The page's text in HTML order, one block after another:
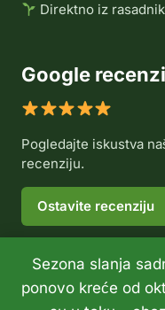
Sezona slanja
ponovo kreće od
Direktno iz
Google
Pogledajte iskustva
recenziju.
Ostavite recenziju
© 2026 Rasadnik